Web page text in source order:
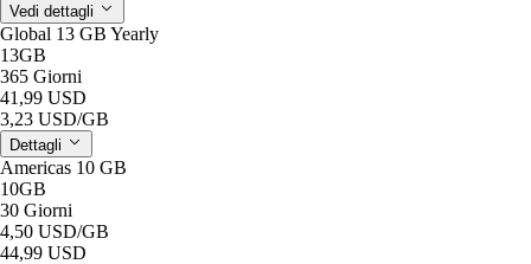
Vedi dettagli
Global 13 GB Yearly
13GB
365 Giorni
41,99 USD
3,23 USD/GB
Dettagli
Americas 10 GB
10GB
30 Giorni
4,50 USD/GB
44,99 USD